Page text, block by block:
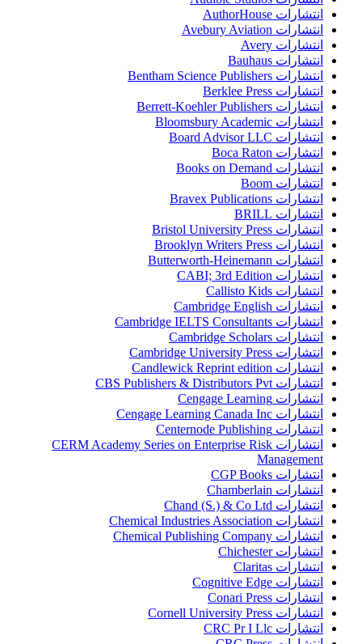
انتشارات AuthorHouse
انتشارات Avebury Aviation
انتشارات Avery
انتشارات Bauhaus
انتشارات Bentham Science Publishers
انتشارات Berklee Press
انتشارات Berrett-Koehler Publishers
انتشارات Bloomsbury Academic
انتشارات Board Advisor LLC
انتشارات Boca Raton
انتشارات Books on Demand
انتشارات Boom
انتشارات Bravex Publications
انتشارات BRILL
انتشارات Bristol University Press
انتشارات Brooklyn Writers Press
انتشارات Butterworth-Heinemann
انتشارات CABI; 3rd Edition
انتشارات Callisto Kids
انتشارات Cambridge English
انتشارات Cambridge IELTS Consultants
انتشارات Cambridge Scholars
انتشارات Cambridge University Press
انتشارات Candlewick Reprint edition
انتشارات CBS Publishers & Distributors Pvt
انتشارات Cengage Learning
انتشارات Cengage Learning Canada Inc
انتشارات Centernode Publishing
انتشارات CERM Academy Series on Enterprise Risk
Management
انتشارات CGP Books
انتشارات Chamberlain
انتشارات Chand (S.) & Co Ltd
انتشارات Chemical Industries Association
انتشارات Chemical Publishing Company
انتشارات Chichester
انتشارات Claritas
انتشارات Cognitive Edge
انتشارات Conari Press
انتشارات Cornell University Press
انتشارات CRC Pr I Llc